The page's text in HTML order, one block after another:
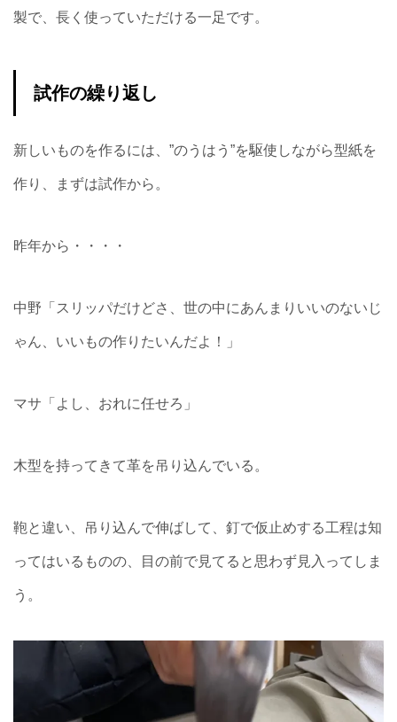
製で、長く使っていただける一足です。
試作の繰り返し
新しいものを作るには、”のうはう”を駆使しながら型紙を
作り、まずは試作から。
昨年から・・・・
中野「スリッパだけどさ、世の中にあんまりいいのないじ
ゃん、いいもの作りたいんだよ！」
マサ「よし、おれに任せろ」
木型を持ってきて革を吊り込んでいる。
鞄と違い、吊り込んで伸ばして、釘で仮止めする工程は知
ってはいるものの、目の前で見てると思わず見入ってしま
う。